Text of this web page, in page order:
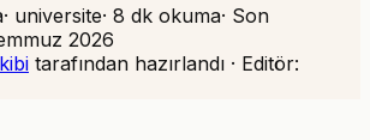
· universite· 8 dk okuma· Son
2026
tarafından hazırlandı · Editör: